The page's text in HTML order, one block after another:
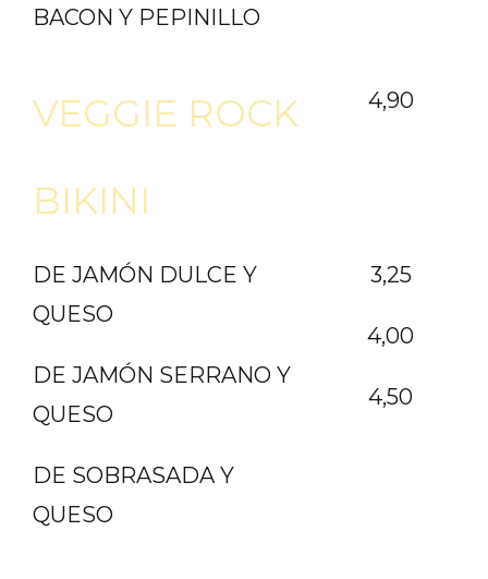
BACON Y PEPINILLO
VEGGIE ROCK 4,90
BIKINI
DE JAMÓN DULCE Y
QUESO
DE JAMÓN SERRANO Y
QUESO
DE SOBRASADA Y
QUESO
3,25
4,00
4,50